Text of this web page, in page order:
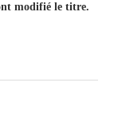
modifié le titre.